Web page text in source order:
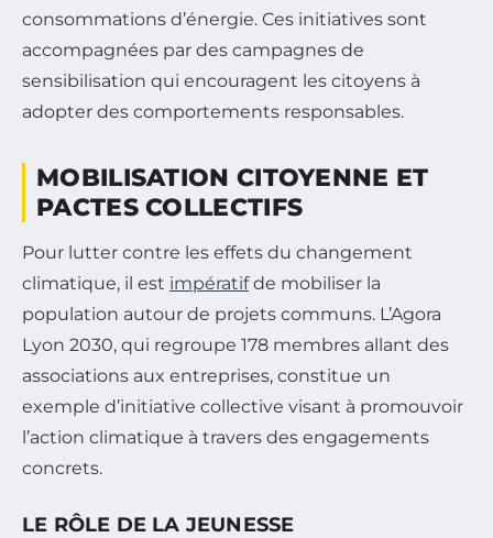
consommations d’énergie. Ces initiatives sont
accompagnées par des campagnes de
sensibilisation qui encouragent les citoyens à
adopter des comportements responsables.
MOBILISATION CITOYENNE ET
PACTES COLLECTIFS
Pour lutter contre les effets du changement
climatique, il est impératifde mobiliser la
population autour de projets communs. L’Agora
Lyon 2030, qui regroupe 178 membres allant des
associations aux entreprises, constitue un
exemple d’initiative collective visant à promouvoir
l’action climatique à travers des engagements
concrets.
LE RÔLE DE LA JEUNESSE